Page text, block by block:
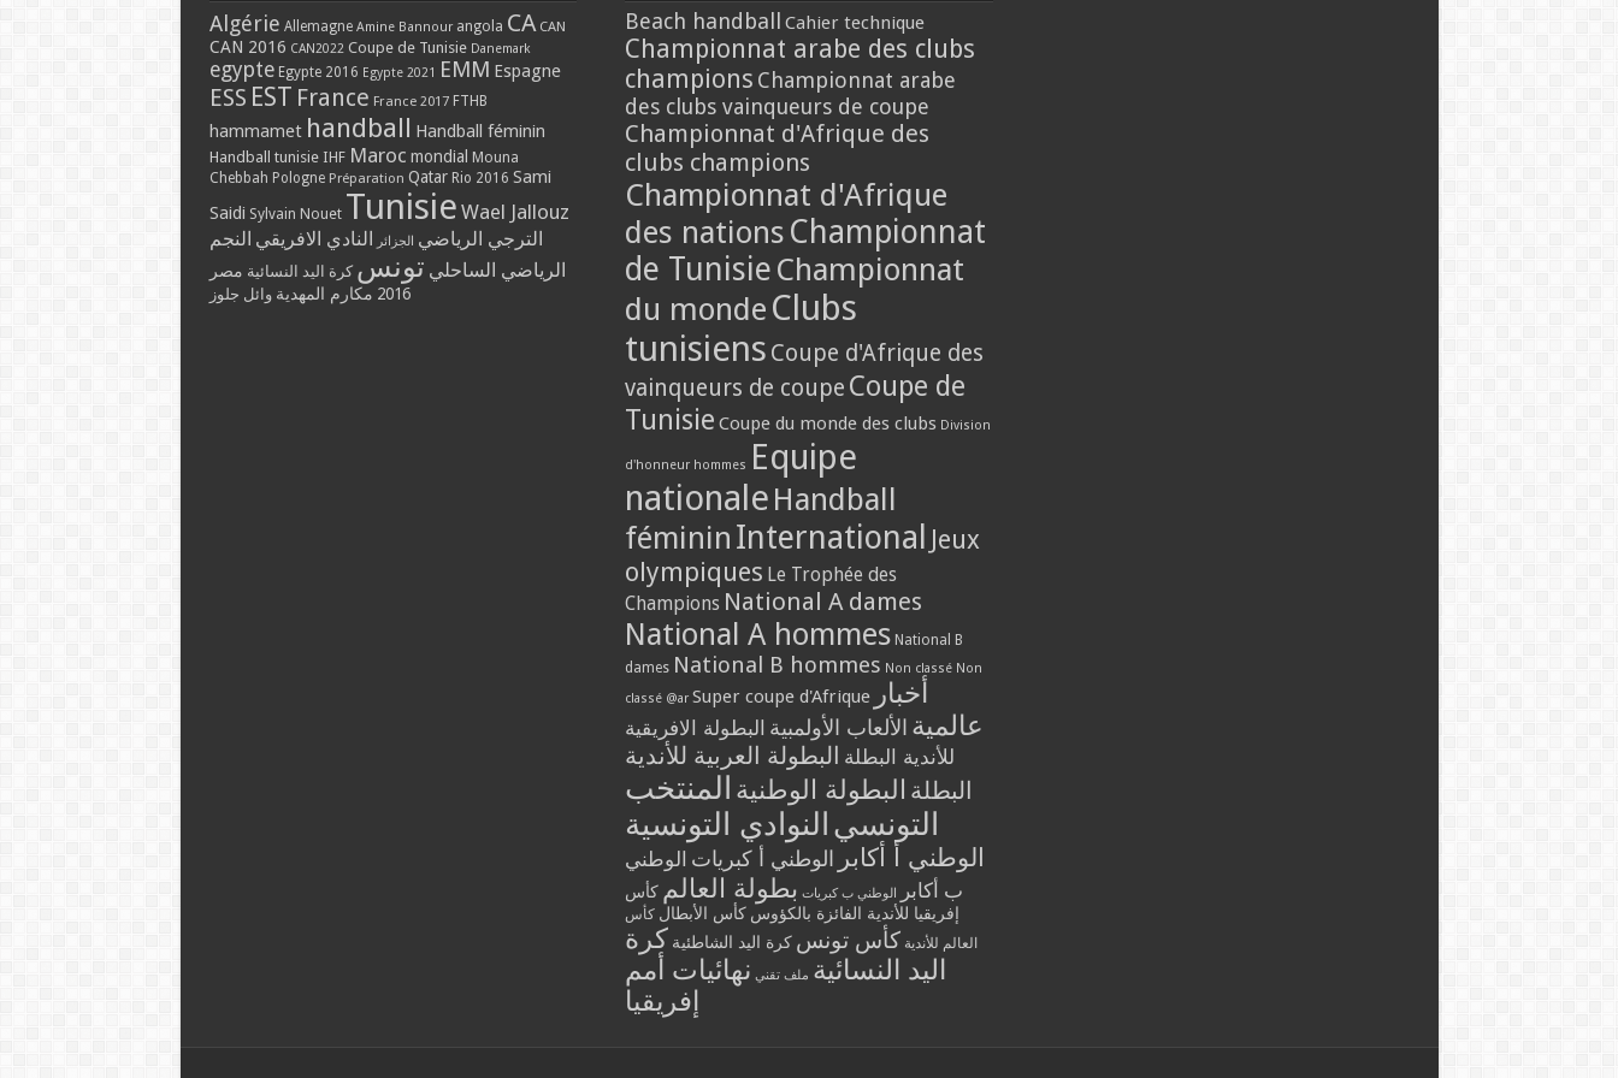
Algérie Allemagne Amine Bannour angola CA CAN
CAN 2016 CAN2022 Coupe de Tunisie Danemark
egypte Egypte 2016 Egypte 2021 EMM Espagne
ESS EST France France 2017 FTHB
hammamet handball Handball féminin
Handball tunisie IHF Maroc mondial Mouna
Chebbah Pologne Préparation Qatar Rio 2016 Sami
Saidi Sylvain Nouet Tunisie Wael Jallouz
الترجي الرياضي الجزائر النادي الافريقي النجم
الرياضي الساحلي تونس كرة اليد النسائية مصر
2016 مكارم المهدية وائل جلوز
Beach handball Cahier technique
Championnat arabe des clubs
champions Championnat arabe
des clubs vainqueurs de coupe
Championnat d'Afrique des
clubs champions
Championnat d'Afrique
des nations Championnat
de Tunisie Championnat
du monde Clubs
tunisiens Coupe d'Afrique des
vainqueurs de coupe Coupe de
Tunisie Coupe du monde des clubs Division
d'honneur hommes Equipe
nationale Handball
féminin International Jeux
olympiques Le Trophée des
Champions National A dames
National A hommes National B
dames National B hommes Non classé Non
classé @ar Super coupe d'Afrique أخبار
عالمية الألعاب الأولمبية البطولة الافريقية
للأندية البطلة البطولة العربية للأندية
البطلة البطولة الوطنية المنتخب
التونسي النوادي التونسية
الوطني أ أكابر الوطني أ كبريات الوطني
ب أكابر
الوطني ب كبريات بطولة العالم كأس
إفريقيا للأندية الفائزة بالكؤوس كأس الأبطال كأس
العالم للأندية كأس تونس كرة اليد الشاطئية كرة
اليد النسائية ملف تقني نهائيات أمم
إفريقيا